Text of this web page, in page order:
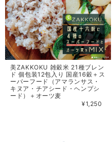
美ZAKKOKU 雑穀米 21種ブレン
ド 個包装12包入り 国産16穀＋ス
ーパーフード（アマランサス・
キヌア・チアシード・ヘンプシ
ード）＋オーツ麦
¥1,250